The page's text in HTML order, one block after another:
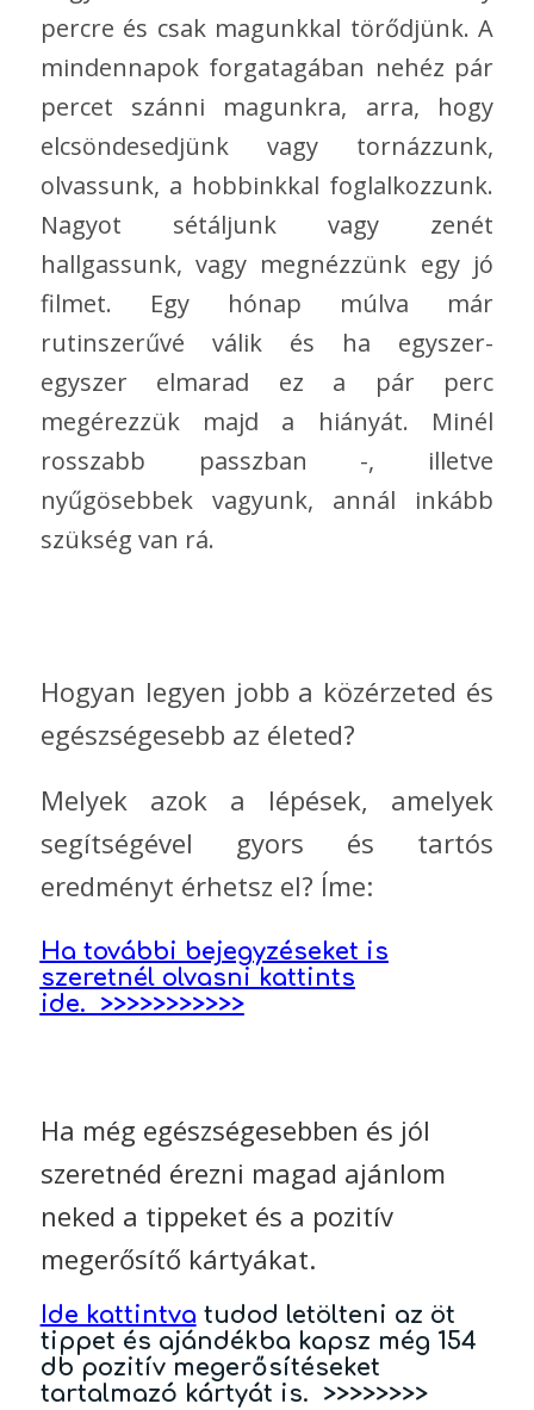
percre és csak magunkkal törődjünk. A
mindennapok forgatagában nehéz pár
percet szánni magunkra, arra, hogy
elcsöndesedjünk vagy tornázzunk,
olvassunk, a hobbinkkal foglalkozzunk.
Nagyot sétáljunk vagy zenét
hallgassunk, vagy megnézzünk egy jó
filmet. Egy hónap múlva már
rutinszerűvé válik és ha egyszer-
egyszer elmarad ez a pár perc
megérezzük majd a hiányát. Minél
rosszabb passzban -, illetve
nyűgösebbek vagyunk, annál inkább
szükség van rá.
Hogyan legyen jobb a közérzeted és
egészségesebb az életed?
Melyek azok a lépések, amelyek
segítségével gyors és tartós
eredményt érhetsz el? Íme:
Ha további bejegyzéseket is
szeretnél olvasni kattints
ide. >>>>>>>>>>>
Ha még egészségesebben és jól
szeretnéd érezni magad ajánlom
neked a tippeket és a pozitív
megerősítő kártyákat.
Ide kattintva tudod letölteni az öt
tippet és ajándékba kapsz még 154
db pozitív megerősítéseket
tartalmazó kártyát is. >>>>>>>>